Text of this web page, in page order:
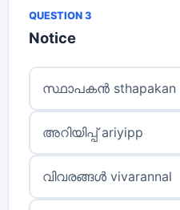
QUESTION 3
Notice
സ്ഥാപകൻ sthapakan
അറിയിപ്പ് ariyipp
വിവരങ്ങൾ vivarannal